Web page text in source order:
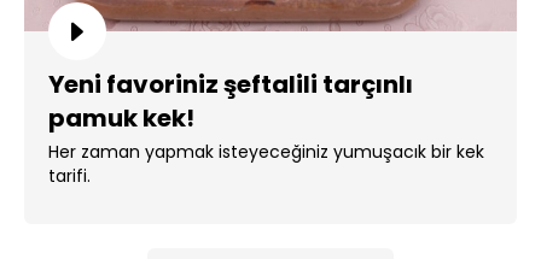
Yeni favoriniz şeftalili tarçınlı
pamuk kek!
Her zaman yapmak isteyeceğiniz yumuşacık bir kek
tarifi.